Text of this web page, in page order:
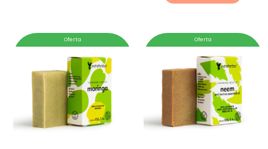
Oferta Oferta